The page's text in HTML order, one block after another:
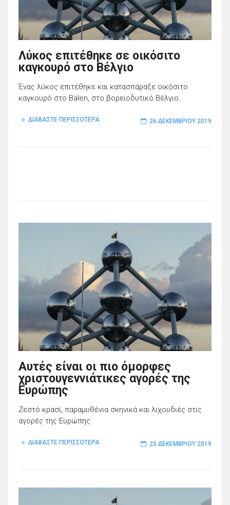
Λύκος επιτέθηκε σε οικόσιτο
καγκουρό στο Βέλγιο
Ένας λύκος επιτέθηκε και κατασπάραξε οικόσιτο
καγκουρό στο Balen, στο βορειοδυτικό Βέλγιο.
ΔΙΑΒΑΣΤΕ ΠΕΡΙΣΣΟΤΕΡΑ 26 ΔΕΚΕΜΒΡΊΟΥ 2019
Αυτές είναι οι πιο όμορφες
χριστουγεννιάτικες αγορές της
Ευρώπης
Ζεστό κρασί, παραμυθένια σκηνικά και λιχουδιές στις
αγορές της Ευρώπης.
ΔΙΑΒΑΣΤΕ ΠΕΡΙΣΣΟΤΕΡΑ 25 ΔΕΚΕΜΒΡΊΟΥ 2019